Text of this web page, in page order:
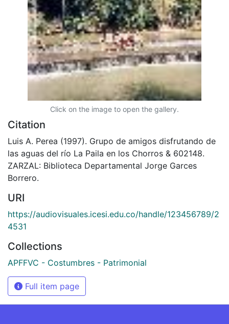
Click on the image to open the gallery.
Citation
Luis A. Perea (1997). Grupo de amigos disfrutando de
las aguas del río La Paila en los Chorros & 602148.
ZARZAL: Biblioteca Departamental Jorge Garces
Borrero.
URI
https://audiovisuales.icesi.edu.co/handle/123456789/2
4531
Collections
APFFVC - Costumbres - Patrimonial
Full item page